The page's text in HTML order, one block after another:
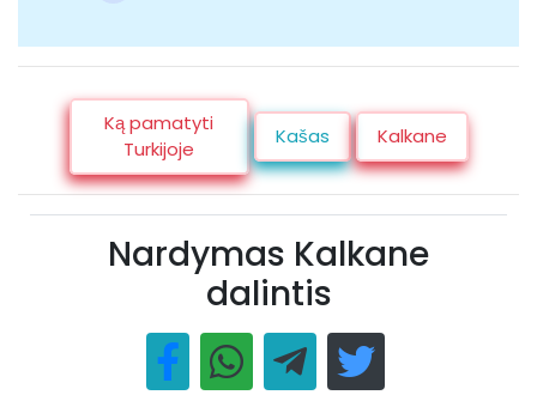
Ką pamatyti
Turkijoje
Kašas Kalkane
Nardymas Kalkane
dalintis